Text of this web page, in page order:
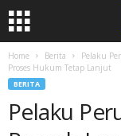
Home Berita
Pelaku
Proses Hukum Tetap Lanjut
BERITA
Pelaku